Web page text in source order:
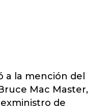
a la mención del
Mac Master,
de